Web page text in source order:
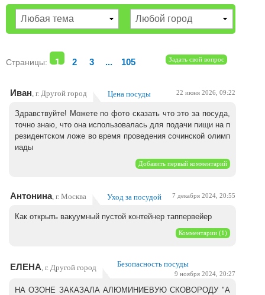
Страницы: 1 2 3 ... 105 Задать свой вопрос
Иван , г. Другой город Цена посуды 22 июня 2026, 09:22
Здравствуйте! Можете по фото сказать что это за посуда,
точно знаю, что она использовалась для подачи пищи на п
резидентском ложе во время проведения сочинской олимп
иады
Добавить первый комментарий
Антонина, г. Москва Уход за посудой 7 декабря 2024, 20:55
Как открыть вакуумный пустой контейнер таппервейер
Комментарии (1)
ЕЛЕНА , г. Другой город Безопасность посуды
9 ноября 2024, 20:27
НА ОЗОНЕ ЗАКАЗАЛА АЛЮМИНИЕВУЮ СКОВОРОДУ "А